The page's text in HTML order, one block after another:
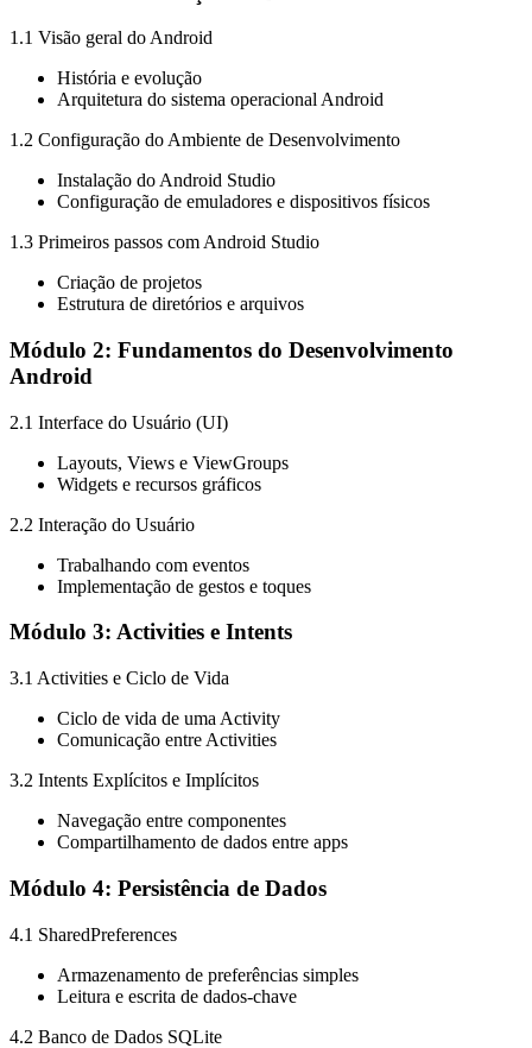
1.1 Visão geral do Android
História e evolução
Arquitetura do sistema operacional Android
1.2 Configuração do Ambiente de Desenvolvimento
Instalação do Android Studio
Configuração de emuladores e dispositivos físicos
1.3 Primeiros passos com Android Studio
Criação de projetos
Estrutura de diretórios e arquivos
Módulo 2: Fundamentos do Desenvolvimento
Android
2.1 Interface do Usuário (UI)
Layouts, Views e ViewGroups
Widgets e recursos gráficos
2.2 Interação do Usuário
Trabalhando com eventos
Implementação de gestos e toques
Módulo 3: Activities e Intents
3.1 Activities e Ciclo de Vida
Ciclo de vida de uma Activity
Comunicação entre Activities
3.2 Intents Explícitos e Implícitos
Navegação entre componentes
Compartilhamento de dados entre apps
Módulo 4: Persistência de Dados
4.1 SharedPreferences
Armazenamento de preferências simples
Leitura e escrita de dados-chave
4.2 Banco de Dados SQLite